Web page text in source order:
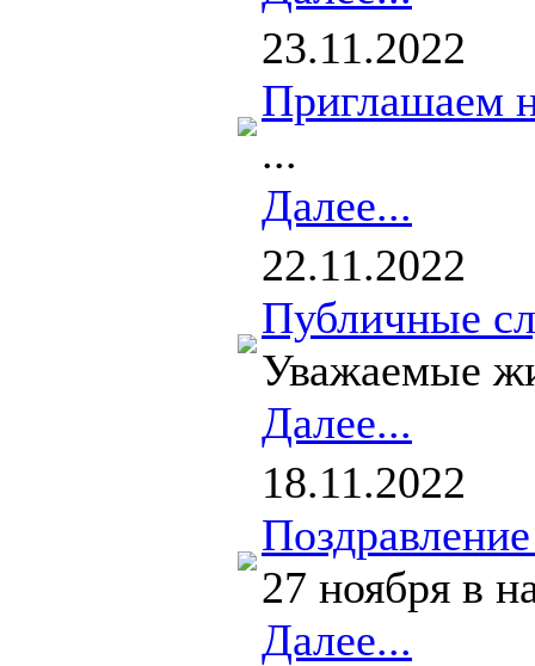
23.11.2022
Приглашаем
...
Далее...
22.11.2022
Публичные
Уважаемые
Далее...
18.11.2022
27 ноября в
Далее...